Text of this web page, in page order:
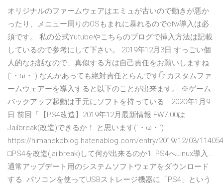
オリジナルのファームウェアはエミュが古いので動きが悪か
ったり、メニュー周りのOSもまれに暴れるのでcfw導入は必
須です。 私の公式Yutubeやこちらのブログで挿入方法は記載
しているので参考にして下さい。 2019年12月3日 すっごい個
人的なお話なので、真似する方は自己責任をお願いしますね
(´・ω・`) なんかあっても絶対責任とらんです✋ カスタムファ
ームウェアーを導入すると以下のことが出来ます。 ※ゲーム
バックアップ起動は手元にソフトを持っている… 2020年1月9
日 前回「【PS4改造】2019年12月最新情報 FW7.00は
Jailbreak(改造)できるか！ と思います(´・ω・`)
https://himanekoblog.hatenablog.com/entry/2019/12/03/114054
□PS4を改造(jailbreak)して何が出来るのか1. PS4へLinux導入…
通常アップデート用のシステムソフトウェアをダウンロード
する. パソコンを使ってUSBストレージ機器に「PS4」という